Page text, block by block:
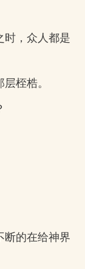
时，众人都是
桎梏。
断的在给神界